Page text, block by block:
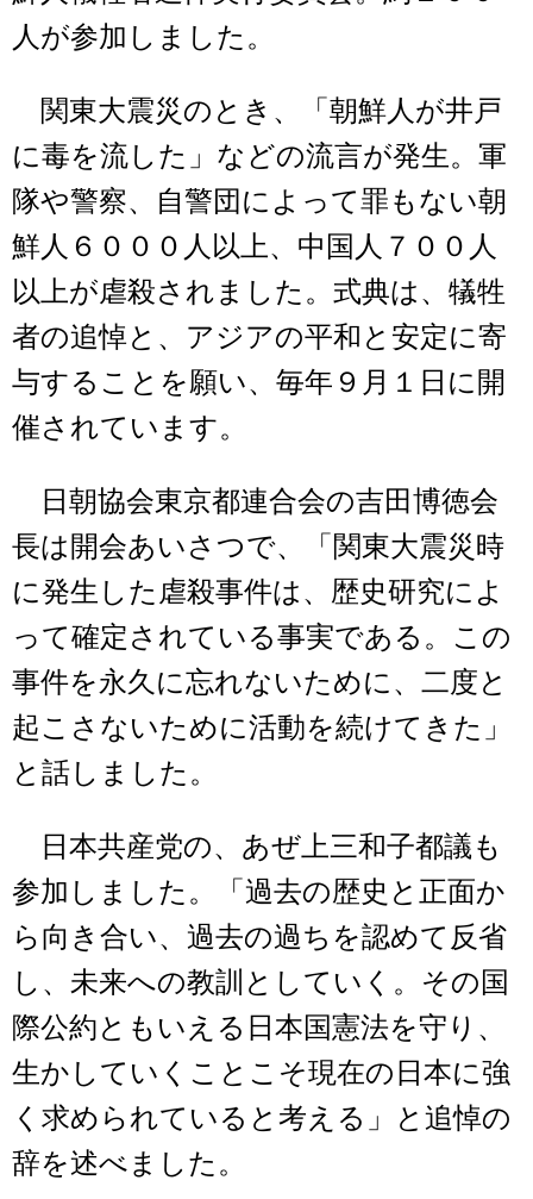
人が参加しました。
関東大震災のとき、「朝鮮人が井戸
に毒を流した」などの流言が発生。軍
隊や警察、自警団によって罪もない朝
鮮人６０００人以上、中国人７００人
以上が虐殺されました。式典は、犠牲
者の追悼と、アジアの平和と安定に寄
与することを願い、毎年９月１日に開
催されています。
日朝協会東京都連合会の吉田博徳会
長は開会あいさつで、「関東大震災時
に発生した虐殺事件は、歴史研究によ
って確定されている事実である。この
事件を永久に忘れないために、二度と
起こさないために活動を続けてきた」
と話しました。
日本共産党の、あぜ上三和子都議も
参加しました。「過去の歴史と正面か
ら向き合い、過去の過ちを認めて反省
し、未来への教訓としていく。その国
際公約ともいえる日本国憲法を守り、
生かしていくことこそ現在の日本に強
く求められていると考える」と追悼の
辞を述べました。